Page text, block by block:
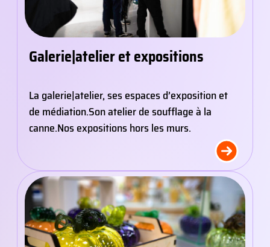
Galerie|atelier et expositions
La galerie|atelier, ses espaces d’exposition et
de médiation.Son atelier de soufflage à la
canne.Nos expositions hors les murs.